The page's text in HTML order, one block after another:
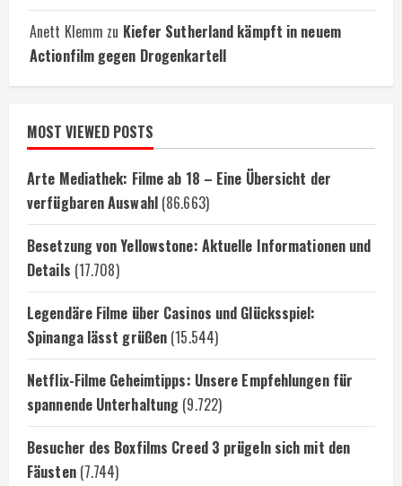
Anett Klemm zu Kiefer Sutherland kämpft in neuem
Actionfilm gegen Drogenkartell
MOST VIEWED POSTS
Arte Mediathek: Filme ab 18 – Eine Übersicht der
verfügbaren Auswahl (86.663)
Besetzung von Yellowstone: Aktuelle Informationen und
Details (17.708)
Legendäre Filme über Casinos und Glücksspiel:
Spinanga lässt grüßen (15.544)
Netflix-Filme Geheimtipps: Unsere Empfehlungen für
spannende Unterhaltung (9.722)
Besucher des Boxfilms Creed 3 prügeln sich mit den
Fäusten (7.744)